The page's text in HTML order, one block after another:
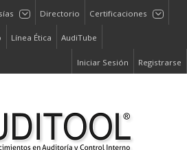
Directorio Certificaciones
Línea Ética AudiTube
Iniciar Sesión Registrarse